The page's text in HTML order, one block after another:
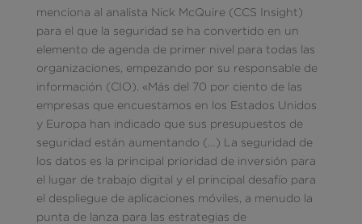
menciona al analista Nick McQuire (CCS Insight)
para el que la seguridad se ha convertido en un
elemento de agenda de primer nivel para todas las
organizaciones, empezando por su responsable de
información (CIO). «Más del 70 por ciento de las
empresas que encuestamos en los Estados Unidos
y Europa han indicado que sus presupuestos de
seguridad están aumentando (…) La seguridad de
los datos es la principal prioridad de inversión para
el lugar de trabajo digital y el principal desafío para
el despliegue de aplicaciones móviles, a menudo la
punta de lanza para las estrategias de